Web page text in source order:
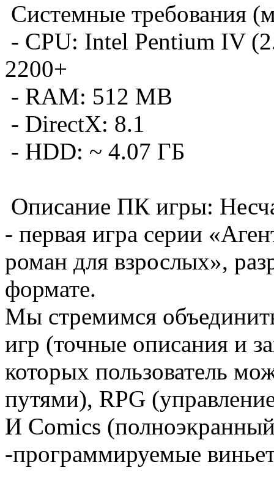
Системные требования
- CPU: Intel Pentium IV
2200+
- RAM: 512 MB
- DirectX: 8.1
- HDD: ~ 4.07 ГБ
Описание ПК игры:
- первая игра серии
роман для взрослых»,
формате.
Мы стремимся
игр (точные описания и
которых пользователь
путями), RPG
И Comics
-программируемые